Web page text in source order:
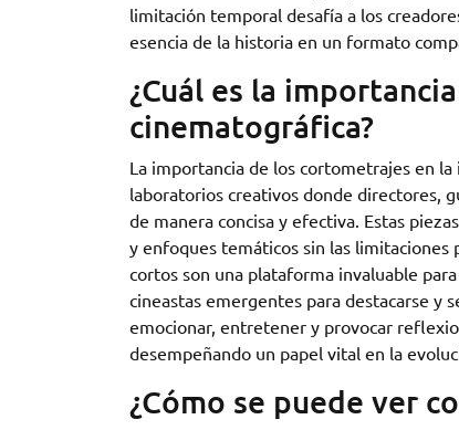
limitación temporal desafía a los
esencia de la historia en un formato
¿Cuál es la
cinematográfica?
La importancia de los cortometrajes en
laboratorios creativos donde directores,
de manera concisa y efectiva. Estas
y enfoques temáticos sin las limitaciones
cortos son una plataforma invaluable
cineastas emergentes para destacarse y
emocionar, entretener y provocar
desempeñando un papel vital en la
¿Cómo se puede ver